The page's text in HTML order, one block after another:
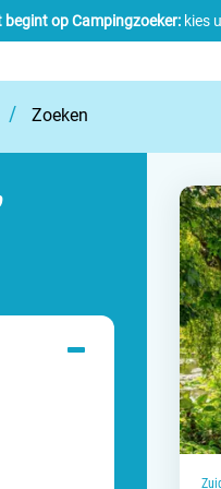
begint op Campingzoeker: kies
/ Zoeken